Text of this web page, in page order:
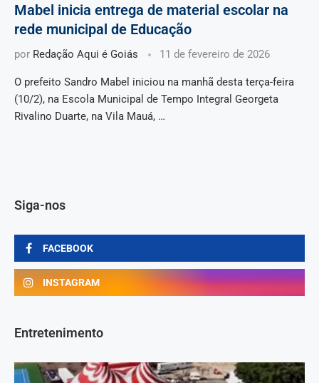
Mabel inicia entrega de material escolar na
rede municipal de Educação
por Redação Aqui é Goiás 11 de fevereiro de 2026
O prefeito Sandro Mabel iniciou na manhã desta terça-feira
(10/2), na Escola Municipal de Tempo Integral Georgeta
Rivalino Duarte, na Vila Mauá, …
Siga-nos
FACEBOOK
INSTAGRAM
Entretenimento